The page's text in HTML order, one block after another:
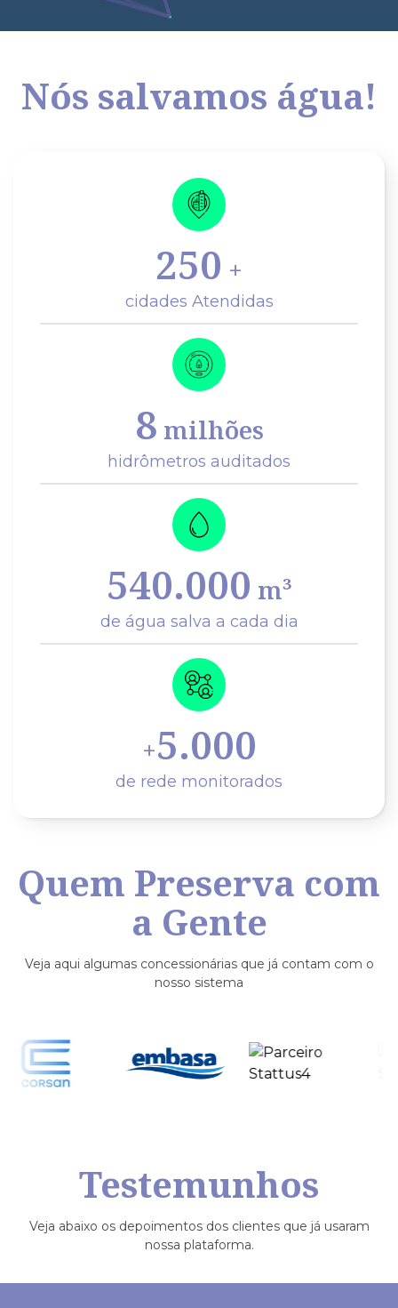
Nós salvamos água!
250 +
cidades Atendidas
8 milhões
hidrômetros auditados
540.000 m³
de água salva a cada dia
+5.000
de rede monitorados
Quem Preserva com
a Gente
Veja aqui algumas concessionárias que já contam com o
nosso sistema
Testemunhos
Veja abaixo os depoimentos dos clientes que já usaram
nossa plataforma.